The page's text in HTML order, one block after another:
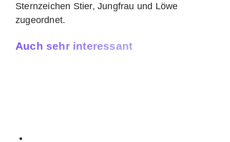
Sternzeichen Stier, Jungfrau und Löwe
zugeordnet.
Auch sehr interessant